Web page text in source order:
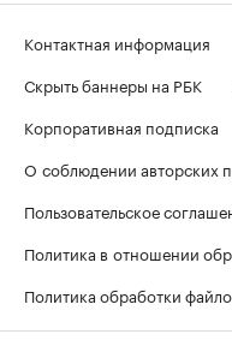
Контактная информация
Скрыть баннеры на РБК
Корпоративная подписка
О соблюдении авторских
Пользовательское
Политика в отношении
Политика обработки